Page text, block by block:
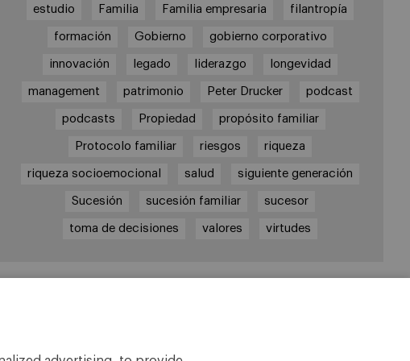
estudio Familia Familia empresaria filantropía
formación Gobierno gobierno corporativo
innovación legado liderazgo longevidad
management patrimonio Peter Drucker podcast
podcasts Propiedad propósito familiar
Protocolo familiar riesgos riqueza
riqueza socioemocional salud siguiente generación
Sucesión sucesión familiar sucesor
toma de decisiones valores virtudes
Cátedra de Empresa Familiar